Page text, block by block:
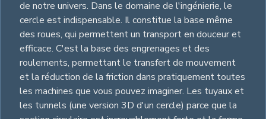
de notre univers. Dans le domaine de l'ingénierie, le
cercle est indispensable. Il constitue la base même
des roues, qui permettent un transport en douceur et
efficace. C'est la base des engrenages et des
roulements, permettant le transfert de mouvement
et la réduction de la friction dans pratiquement toutes
les machines que vous pouvez imaginer. Les tuyaux et
les tunnels (une version 3D d'un cercle) parce que la